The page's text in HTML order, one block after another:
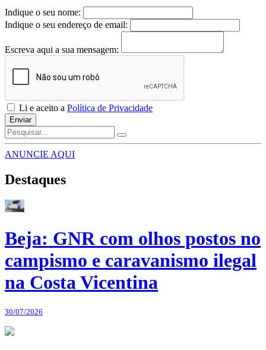
Indique o seu nome:
Indique o seu endereço de email:
Escreva aqui a sua mensagem:
Li e aceito a Política de Privacidade
Enviar
ANUNCIE AQUI
Destaques
Beja: GNR com olhos postos no
campismo e caravanismo ilegal
na Costa Vicentina
30/07/2026